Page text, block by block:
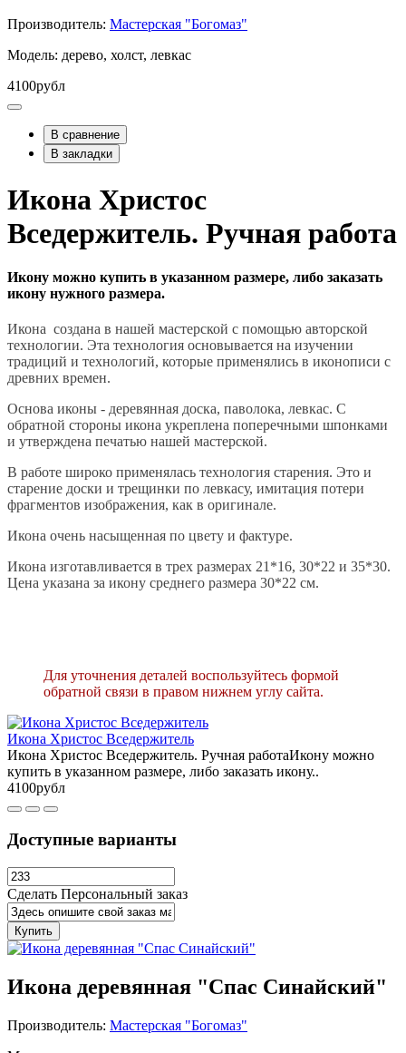
Производитель: Мастерская "Богомаз"
Модель: дерево, холст, левкас
4100рубл
В сравнение
В закладки
Икона Христос
Вседержитель. Ручная работа
Икону можно купить в указанном размере, либо заказать
икону нужного размера.
Икона создана в нашей мастерской с помощью авторской
технологии. Эта технология основывается на изучении
традиций и технологий, которые применялись в иконописи с
древних времен.
Основа иконы - деревянная доска, паволока, левкас. С
обратной стороны икона укреплена поперечными шпонками
и утверждена печатью нашей мастерской.
В работе широко применялась технология старения. Это и
старение доски и трещинки по левкасу, имитация потери
фрагментов изображения, как в оригинале.
Икона очень насыщенная по цвету и фактуре.
Икона изготавливается в трех размерах 21*16, 30*22 и 35*30.
Цена указана за икону среднего размера 30*22 см.
Для уточнения деталей воспользуйтесь формой
обратной связи в правом нижнем углу сайта.
Икона Христос Вседержитель
Икона Христос Вседержитель. Ручная работаИкону можно
купить в указанном размере, либо заказать икону..
4100рубл
Доступные варианты
Сделать Персональный заказ
Купить
Икона деревянная "Спас Синайский"
Производитель: Мастерская "Богомаз"